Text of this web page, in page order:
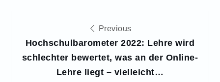
Beitragsnavigation
Previous
Hochschulbarometer 2022: Lehre wird
schlechter bewertet, was an der Online-
Lehre liegt – vielleicht…